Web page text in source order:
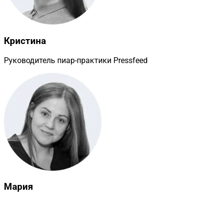
Кристина
Руководитель пиар-практики Pressfeed
Мария